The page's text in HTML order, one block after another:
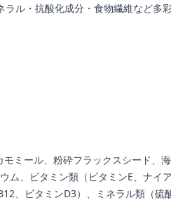
ル・抗酸化成分・食物繊維など多
ミール、粉砕フラックスシード、海
ム、ビタミン類（ビタミンE、ナイ
、ビタミンD3）、ミネラル類（硫